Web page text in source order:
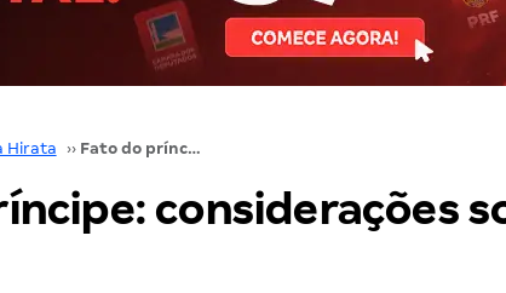
Hirata ›› Fato do príncipe: considerações sobre o assunto
considerações